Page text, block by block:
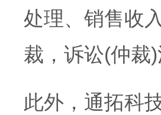
处理、销售收
裁，诉讼(仲裁
此外，通拓科